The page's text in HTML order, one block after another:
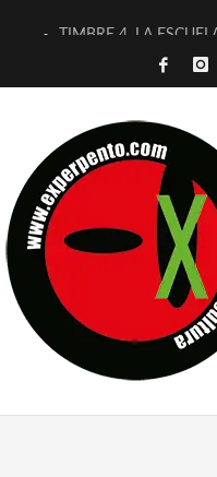
TIMBRE 4, LA
30 AÑOS (NO ES
D’BALDOMEROS
MARSHALL FLASH
JOFRE BARDAGÍ EN
YORCH PRESENTA
MAGALÍ
«NO